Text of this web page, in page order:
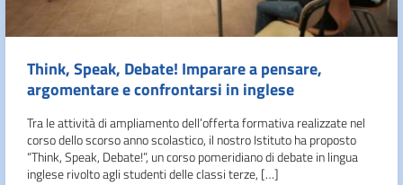
Think, Speak, Debate! Imparare a pensare,
argomentare e confrontarsi in inglese
Tra le attività di ampliamento dell’offerta formativa realizzate nel
corso dello scorso anno scolastico, il nostro Istituto ha proposto
“Think, Speak, Debate!”, un corso pomeridiano di debate in lingua
inglese rivolto agli studenti delle classi terze, […]